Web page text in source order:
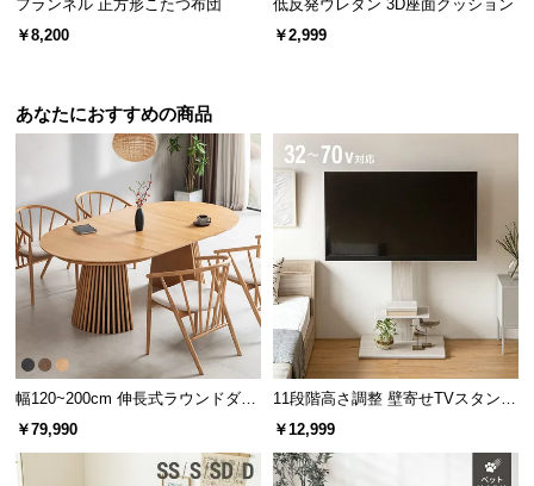
配線がしやすいオープンタイプ
背面がオープンなデザインのため、電化製品などコ
ードの配線もらくらく行うことができます。
フランネル 正方形こたつ布団
￥8,200
低反発ウレタン 3D座面クッション
￥2,999
あなたにおすすめの商品
幅120~200cm 伸長式ラウンドダイ
ニングテーブル 6人掛け 天然木突
板 美しい格子デザイン
￥79,990
11段階高さ調整 壁寄せTVスタンド
キャスター付き 上下左右角度調節
￥12,999